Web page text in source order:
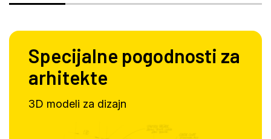
Specijalne pogodnosti za
arhitekte
3D modeli za dizajn